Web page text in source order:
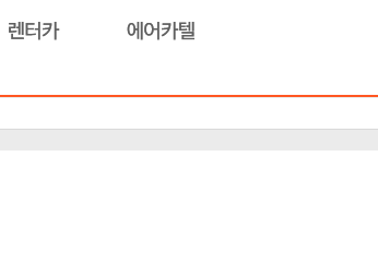
렌터카 에어카텔